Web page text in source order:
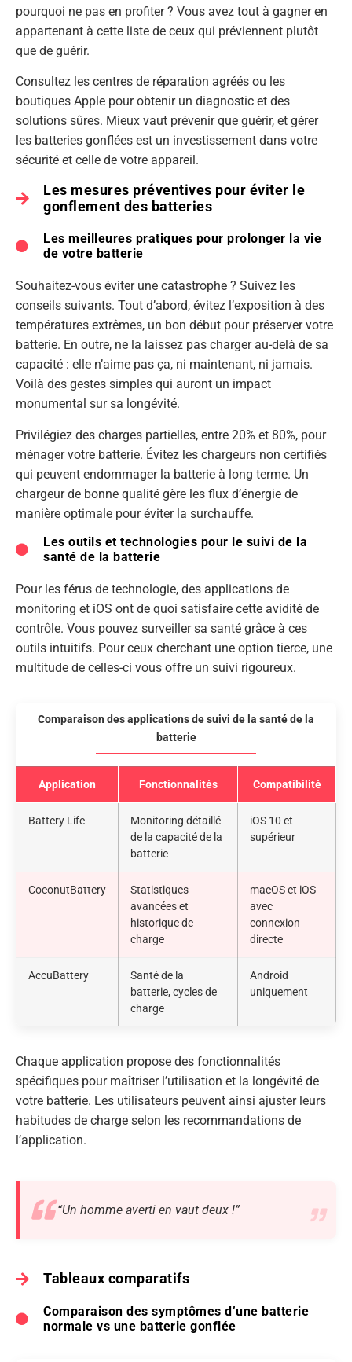
pourquoi ne pas en profiter ? Vous avez tout à gagner en
appartenant à cette liste de ceux qui préviennent plutôt
que de guérir.
Consultez les centres de réparation agréés ou les
boutiques Apple pour obtenir un diagnostic et des
solutions sûres. Mieux vaut prévenir que guérir, et gérer
les batteries gonflées est un investissement dans votre
sécurité et celle de votre appareil.
Les mesures préventives pour éviter le
gonflement des batteries
Les meilleures pratiques pour prolonger la vie
de votre batterie
Souhaitez-vous éviter une catastrophe ? Suivez les
conseils suivants. Tout d’abord, évitez l’exposition à des
températures extrêmes, un bon début pour préserver votre
batterie. En outre, ne la laissez pas charger au-delà de sa
capacité : elle n’aime pas ça, ni maintenant, ni jamais.
Voilà des gestes simples qui auront un impact
monumental sur sa longévité.
Privilégiez des charges partielles, entre 20% et 80%, pour
ménager votre batterie. Évitez les chargeurs non certifiés
qui peuvent endommager la batterie à long terme. Un
chargeur de bonne qualité gère les flux d’énergie de
manière optimale pour éviter la surchauffe.
Les outils et technologies pour le suivi de la
santé de la batterie
Pour les férus de technologie, des applications de
monitoring et iOS ont de quoi satisfaire cette avidité de
contrôle. Vous pouvez surveiller sa santé grâce à ces
outils intuitifs. Pour ceux cherchant une option tierce, une
multitude de celles-ci vous offre un suivi rigoureux.
Comparaison des applications de suivi de la santé de la
batterie
Application Fonctionnalités Compatibilité
Battery Life
Monitoring détaillé
de la capacité de la
batterie
iOS 10 et
supérieur
CoconutBattery
Statistiques
avancées et
historique de
charge
macOS et iOS
avec
connexion
directe
AccuBattery
Santé de la
batterie, cycles de
charge
Android
uniquement
Chaque application propose des fonctionnalités
spécifiques pour maîtriser l’utilisation et la longévité de
votre batterie. Les utilisateurs peuvent ainsi ajuster leurs
habitudes de charge selon les recommandations de
l’application.
“Un homme averti en vaut deux !”
Tableaux comparatifs
Comparaison des symptômes d’une batterie
normale vs une batterie gonflée